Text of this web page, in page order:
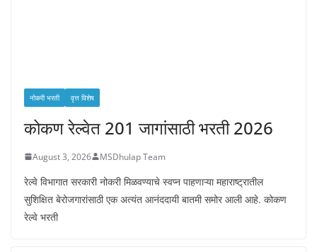
नोकरी भरती वृत्त विशेष
कोकण रेल्वेत 201 जागांसाठी भरती 2026
August 3, 2026 MSDhulap Team
रेल्वे विभागात सरकारी नोकरी मिळवण्याचे स्वप्न पाहणाऱ्या महाराष्ट्रातील
सुशिक्षित बेरोजगारांसाठी एक अत्यंत आनंददायी बातमी समोर आली आहे. कोकण
रेल्वे भरती